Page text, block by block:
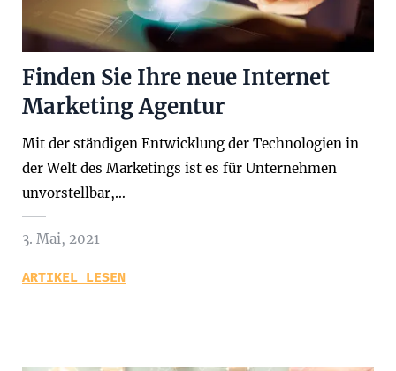
Finden Sie Ihre neue Internet
Marketing Agentur
Mit der ständigen Entwicklung der Technologien in
der Welt des Marketings ist es für Unternehmen
unvorstellbar,…
3. Mai, 2021
ARTIKEL LESEN